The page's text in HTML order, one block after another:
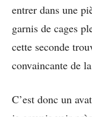
entrer dans une
garnis de cages
cette seconde
convaincante de
C’est donc un